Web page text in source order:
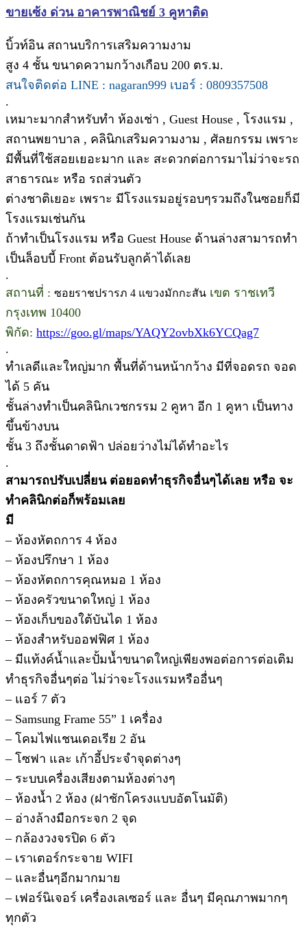
ขายเซ้ง ด่วน อาคารพาณิชย์ 3 คูหาติด
บิ้วท์อิน สถานบริการเสริมความงาม
สูง 4 ชั้น ขนาดความกว้างเกือบ 200 ตร.ม.
สนใจติดต่อ LINE : nagaran999 เบอร์ : 0809357508
.
เหมาะมากสำหรับทำ ห้องเช่า , Guest House , โรงแรม ,
สถานพยาบาล , คลินิกเสริมความงาม , ศัลยกรรม เพราะ
มีพื้นที่ใช้สอยเยอะมาก และ สะดวกต่อการมาไม่ว่าจะรถ
สาธารณะ หรือ รถส่วนตัว
ต่างชาติเยอะ เพราะ มีโรงแรมอยู่รอบๆรวมถึงในซอยก็มี
โรงแรมเช่นกัน
ถ้าทำเป็นโรงแรม หรือ Guest House ด้านล่างสามารถทำ
เป็นล็อบบี้ Front ต้อนรับลูกค้าได้เลย
.
สถานที่ : ซอยราชปรารภ 4 แขวงมักกะสัน เขต ราชเทวี
กรุงเทพ 10400
พิกัด: https://goo.gl/maps/YAQY2ovbXk6YCQag7
.
ทำเลดีและใหญ่มาก พื้นที่ด้านหน้ากว้าง มีที่จอดรถ จอด
ได้ 5 คัน
ชั้นล่างทำเป็นคลินิกเวชกรรม 2 คูหา อีก 1 คูหา เป็นทาง
ขึ้นข้างบน
ชั้น 3 ถึงชั้นดาดฟ้า ปล่อยว่างไม่ได้ทำอะไร
.
สามารถปรับเปลี่ยน ต่อยอดทำธุรกิจอื่นๆได้เลย หรือ จะ
ทำคลินิกต่อก็พร้อมเลย
มี
– ห้องหัตถการ 4 ห้อง
– ห้องปรึกษา 1 ห้อง
– ห้องหัตถการคุณหมอ 1 ห้อง
– ห้องครัวขนาดใหญ่ 1 ห้อง
– ห้องเก็บของใต้บันได 1 ห้อง
– ห้องสำหรับออฟฟิศ 1 ห้อง
– มีแท้งค์น้ำและปั้มน้ำขนาดใหญ่เพียงพอต่อการต่อเติม
ทำธุรกิจอื่นๆต่อ ไม่ว่าจะโรงแรมหรืออื่นๆ
– แอร์ 7 ตัว
– Samsung Frame 55” 1 เครื่อง
– โคมไฟแชนเดอเรีย 2 อัน
– โซฟา และ เก้าอี้ประจำจุดต่างๆ
– ระบบเครื่องเสียงตามห้องต่างๆ
– ห้องน้ำ 2 ห้อง (ฝาชักโครงแบบอัตโนมัติ)
– อ่างล้างมือกระจก 2 จุด
– กล้องวงจรปิด 6 ตัว
– เราเตอร์กระจาย WIFI
– และอื่นๆอีกมากมาย
– เฟอร์นิเจอร์ เครื่องเลเซอร์ และ อื่นๆ มีคุณภาพมากๆ
ทุกตัว